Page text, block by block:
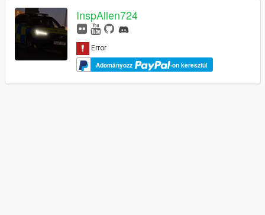
InspAllen724
Adományozz -on keresztül